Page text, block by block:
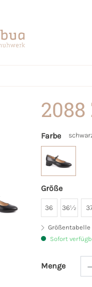
Farbe
Größe
36 36½
Größentabelle
Sofort
Menge
Produkt